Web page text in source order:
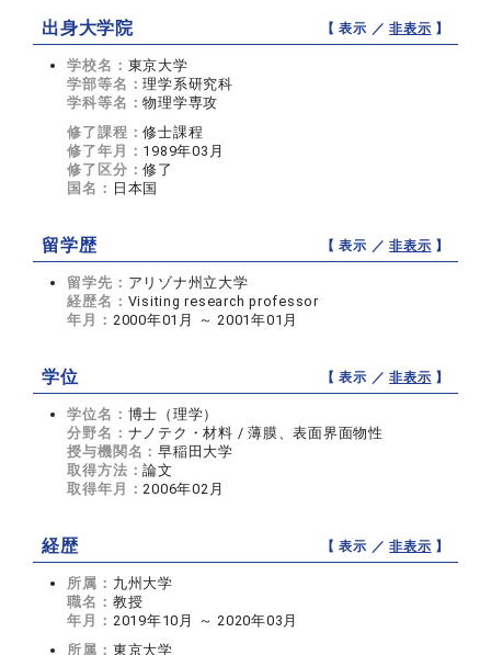
出身大学院 【 表示 ／非表示 】
学校名： 東京大学
学部等名：理学系研究科
学科等名：物理学専攻
修了課程：修士課程
修了年月： 1989年03月
修了区分：修了
国名： 日本国
留学歴 【 表示 ／非表示 】
留学先： アリゾナ州立大学
経歴名： Visiting research professor
年月： 2000年01月 ～ 2001年01月
学位 【 表示 ／非表示 】
学位名： 博士（理学）
分野名： ナノテク・材料 / 薄膜、表面界面物性
授与機関名：早稲田大学
取得方法：論文
取得年月：2006年02月
経歴 【 表示 ／非表示 】
所属： 九州大学
職名： 教授
年月： 2019年10月 ～ 2020年03月
所属： 東京大学